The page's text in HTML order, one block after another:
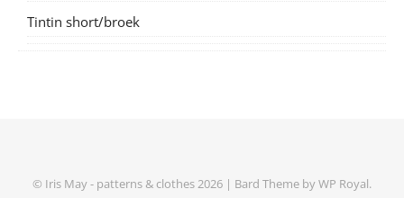
Tintin short/broek
© Iris May - patterns & clothes 2026 | Bard Theme byWP Royal.